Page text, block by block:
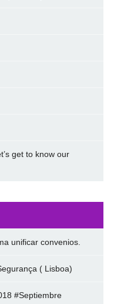
get to know our
unificar convenios.
( Lisboa)
#Septiembre